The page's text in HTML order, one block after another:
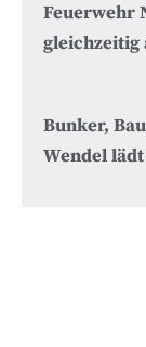
Feuerwehr
gleichzeitig
Bunker,
Wendel